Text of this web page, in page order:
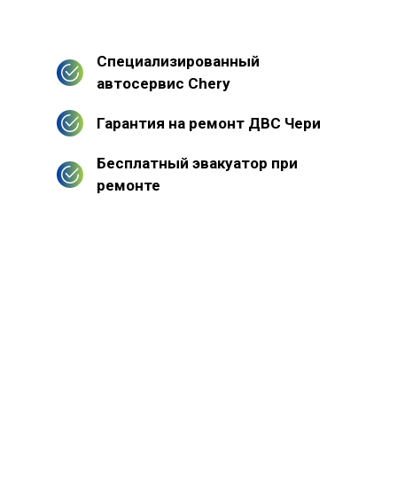
Специализированный
автосервис Chery
Гарантия на ремонт ДВС Чери
Бесплатный эвакуатор при
ремонте